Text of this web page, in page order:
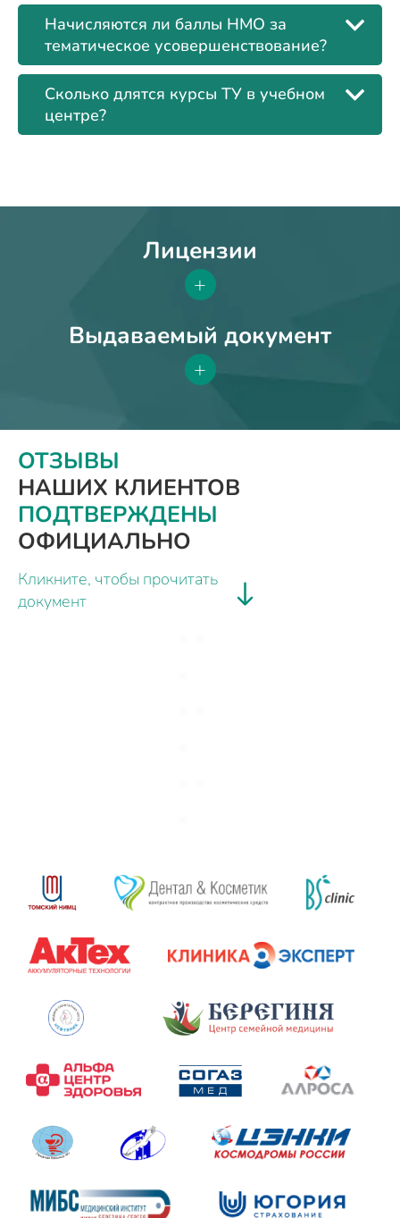
Начисляются ли баллы НМО за
тематическое усовершенствование?
Сколько длятся курсы ТУ в учебном
центре?
Лицензии
+
Выдаваемый документ
+
ОТЗЫВЫ
НАШИХ КЛИЕНТОВ
ПОДТВЕРЖДЕНЫ
ОФИЦИАЛЬНО
Кликните, чтобы прочитать
документ